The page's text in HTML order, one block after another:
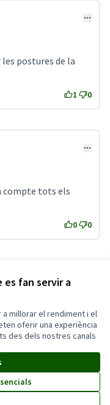
fan servir a
millorar el rendiment i el
oferir una experiència
des dels nostres canals
postures de la
1 0
compte tots els
0 0
versions
Amb
(Enllaç